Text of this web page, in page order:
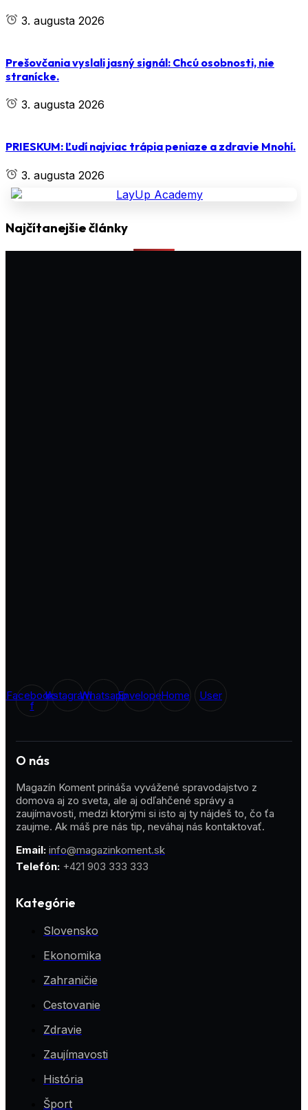
3. augusta 2026
Prešovčania vyslali jasný signál: Chcú osobnosti, nie
stranícke.
3. augusta 2026
PRIESKUM: Ľudí najviac trápia peniaze a zdravie Mnohí.
3. augusta 2026
Najčítanejšie články
Facebook-
f
InstagramWhatsappEnvelopeHome User
O nás
Magazín Koment prináša vyvážené spravodajstvo z
domova aj zo sveta, ale aj odľahčené správy a
zaujímavosti, medzi ktorými si isto aj ty nájdeš to, čo ťa
zaujme. Ak máš pre nás tip, neváhaj nás kontaktovať.
Email: info@magazinkoment.sk
Telefón: +421 903 333 333
Kategórie
Slovensko
Ekonomika
Zahraničie
Cestovanie
Zdravie
Zaujímavosti
História
Šport